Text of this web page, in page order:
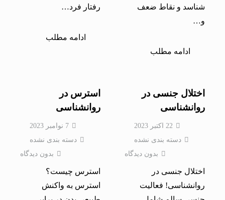
شناسد و نقاط ضعف
ادامه مطلب
رفتار فرد…
ادامه مطلب
اختلال جنسی در
روانشناسی
22 اکتبر 2023
دسته بندی نشده
بدون دیدگاه
اختلال جنسی در
روانشناسی! فعالیت
استرس در
روانشناسی
دسته بندی نشده
بدون دیدگاه
استرس چیست؟
استرس به واکنش